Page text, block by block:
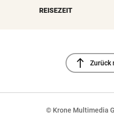
REISEZEIT
north Zurück
© Krone Multimedia